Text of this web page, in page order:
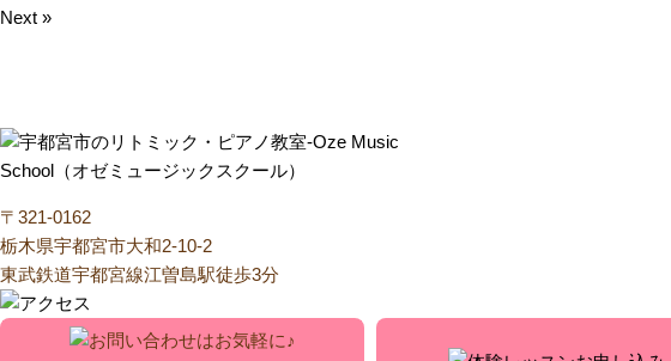
Next »
〒321-0162
栃木県宇都宮市大和2-10-2
東武鉄道宇都宮線江曽島駅徒歩3分